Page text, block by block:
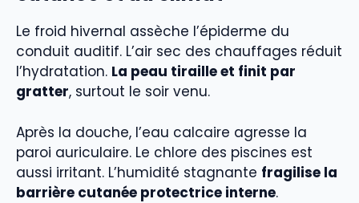
Le froid hivernal assèche l’épiderme du
conduit auditif. L’air sec des chauffages réduit
l’hydratation. La peau tiraille et finit par
gratter, surtout le soir venu.
Après la douche, l’eau calcaire agresse la
paroi auriculaire. Le chlore des piscines est
aussi irritant. L’humidité stagnante fragilise la
barrière cutanée protectrice interne.